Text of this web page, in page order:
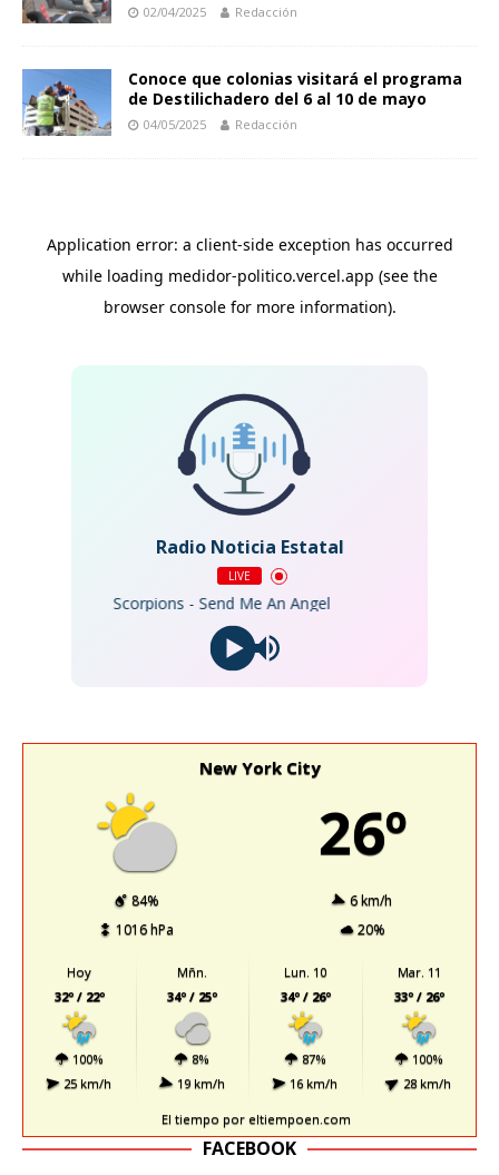
02/04/2025 Redacción
Conoce que colonias visitará el programa
de Destilichadero del 6 al 10 de mayo
04/05/2025 Redacción
Radio Noticia Estatal
LIVE
Scorpions - Send Me An Angel
New York City
26º
84%
6 km/h
1016 hPa
20%
Hoy
32º / 22º
100%
25 km/h
Mñn.
34º / 25º
8%
19 km/h
Lun. 10
34º / 26º
87%
16 km/h
Mar. 11
33º / 26º
100%
28 km/h
El tiempo por eltiempoen.com
FACEBOOK